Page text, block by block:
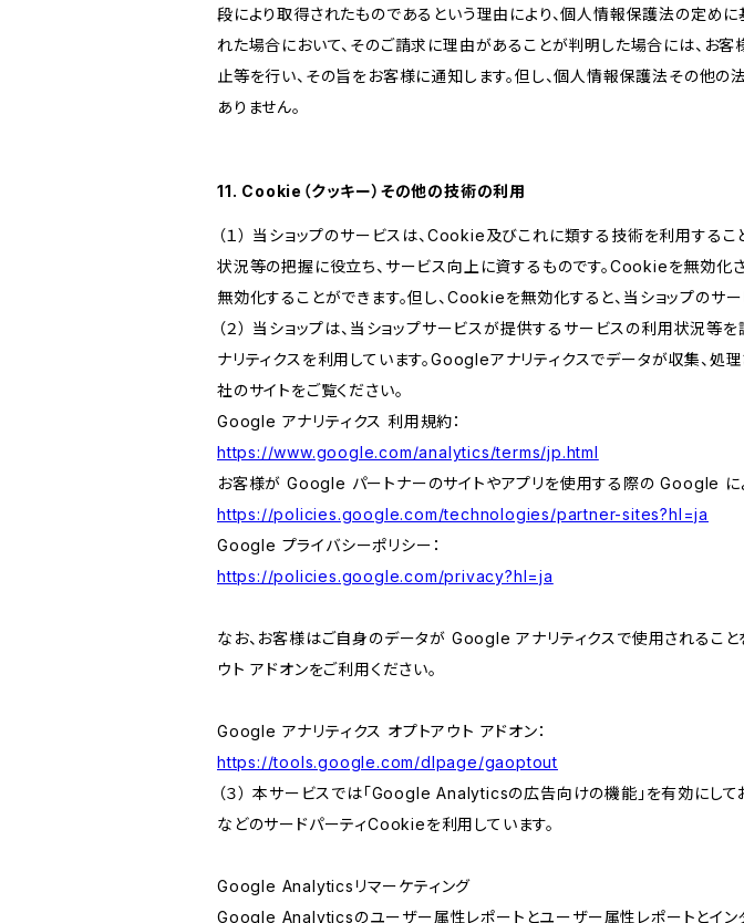
段により取得されたものであるという理由により、個人情報保護法の定めに
れた場合において、そのご請求に理由があることが判明した場合には、お
止等を行い、その旨をお客様に通知します。但し、個人情報保護法その他
ありません。
11. Cookie（クッキー）その他の技術の利用
（１） 当ショップのサービスは、Cookie及びこれに類する技術を利用する
状況等の把握に役立ち、サービス向上に資するものです。Cookieを無効
無効化することができます。但し、Cookieを無効化すると、当ショップの
（２） 当ショップは、当ショップサービスが提供するサービスの利用状
ナリティクスを利用しています。Googleアナリティクスでデータが収集、
社のサイトをご覧ください。
Google アナリティクス 利用規約：
https://www.google.com/analytics/terms/jp.html
お客様が Google パートナーのサイトやアプリを使用する際の Google に
https://policies.google.com/technologies/partner-sites?hl=ja
Google プライバシーポリシー：
https://policies.google.com/privacy?hl=ja
なお、お客様はご自身のデータが Google アナリティクスで使用される
ウト アドオンをご利用ください。
Google アナリティクス オプトアウト アドオン：
https://tools.google.com/dlpage/gaoptout
（３） 本サービスでは「Google Analyticsの広告向けの機能」を有効に
などのサードパーティCookieを利用しています。
Google Analyticsリマーケティング
Google Analyticsのユーザー属性レポートとユーザー属性レポートとイン